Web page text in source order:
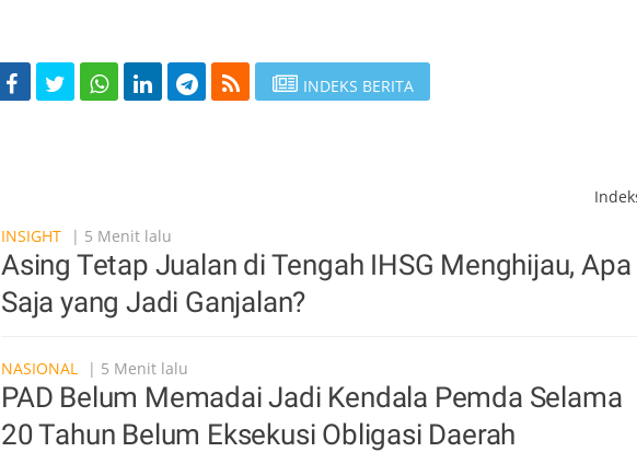
INDEKS BERITA
INSIGHT
| 5 Menit lalu
Asing Tetap Jualan di Tengah IHSG Menghijau, Apa
Saja yang Jadi Ganjalan?
NASIONAL | 5 Menit lalu
PAD Belum Memadai Jadi Kendala Pemda Selama
20 Tahun Belum Eksekusi Obligasi Daerah